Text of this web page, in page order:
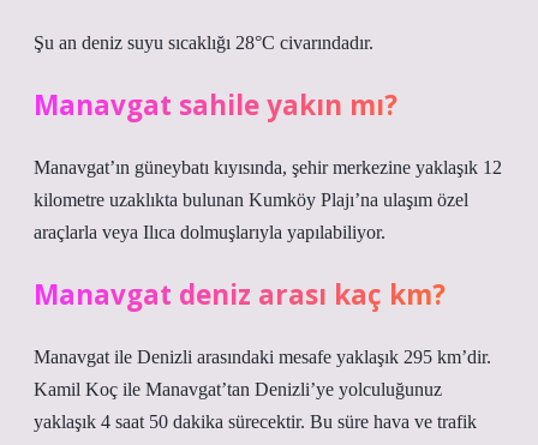
Şu an deniz suyu sıcaklığı 28°C civarındadır.
Manavgat sahile yakın mı?
Manavgat’ın güneybatı kıyısında, şehir merkezine yaklaşık 12
kilometre uzaklıkta bulunan Kumköy Plajı’na ulaşım özel
araçlarla veya Ilıca dolmuşlarıyla yapılabiliyor.
Manavgat deniz arası kaç km?
Manavgat ile Denizli arasındaki mesafe yaklaşık 295 km’dir.
Kamil Koç ile Manavgat’tan Denizli’ye yolculuğunuz
yaklaşık 4 saat 50 dakika sürecektir. Bu süre hava ve trafik